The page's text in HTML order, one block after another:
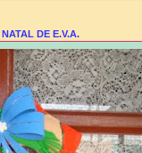
DE E.V.A.